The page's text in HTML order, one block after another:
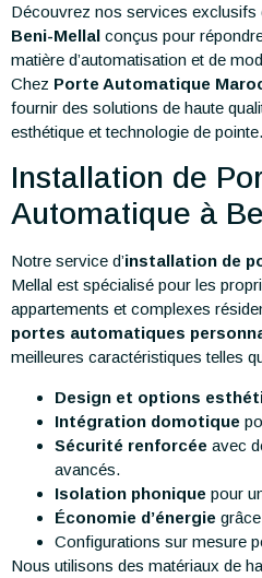
Découvrez nos services exclusifs
Beni-Mellal conçus pour
matière d’automatisation et de
Chez Porte Automatique
fournir des solutions de haute
esthétique et technologie de pointe.
Installation de
Automatique à
Notre service d’installation de
Mellal est spécialisé pour les
appartements et complexes
portes automatiques
meilleures caractéristiques telles
Design et options
Intégration domotique
Sécurité renforcée avec
avancés.
Isolation phonique pour
Économie d’énergie
Configurations sur mesure
Nous utilisons des matériaux de